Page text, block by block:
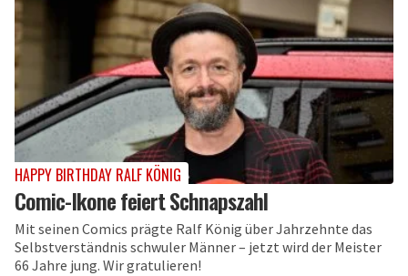
HAPPY BIRTHDAY RALF KÖNIG
Comic-Ikone feiert Schnapszahl
Mit seinen Comics prägte Ralf König über Jahrzehnte das
Selbstverständnis schwuler Männer – jetzt wird der Meister
66 Jahre jung. Wir gratulieren!